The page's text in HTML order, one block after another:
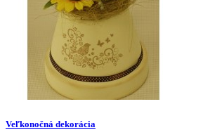
Veľkonočná dekorácia